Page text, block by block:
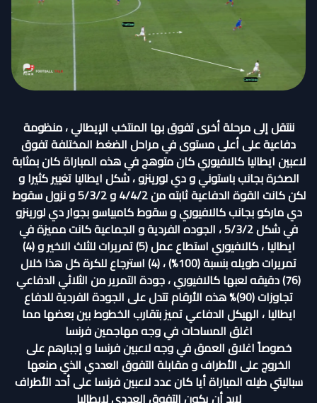
ننتقل إلى مرحلة أخرى تفوق بها المنتخب الإيطالي ، منظومة
دفاعية على أعلى مستوى في مراحل الضغط المختلفة تفوق
لاعبين ايطاليا كالافيوري كان متوهج في هذه المباراة كان بمثابة
الصخرة بجانب باستوني و دي لورينزو ، شكل ايطاليا تغيير كثيرا و
لكن كانت القوة الدفاعية ثابته من 4/4/2 و 5/3/2 و نزول سقوط
دي ماركو بجانب كالافيوري و سقوط كامبياسو بجوار دي لورينزو
في شكل 5/3/2 ، الجوده الفردية و الجماعية كانت مميزة في
ايطاليا ، كالافيوري استطاع عمل (5) تمريرات للثلث الاخير و (4)
تمريرات طويله بنسبة (100%) ، (4) استرجاع للكرة كل هذا خلال
(76) دقيقه لعبها كالافيوري ، جودة التمرير من الثلاثي الدفاعي
تجاوزات (90)% هذه الأرقام تتدل على الجودة الفردية للدفاع
ايطاليا ، الهيكل الدفاعي تميز بتقارب الخطوط بين بعضها مما
اغلق المساحات في وجه مهاجمين فرنسا
خصوصاً اغلاق العمق في وجه لاعبين فرنسا و إجبارهم على
الخروج على الأطراف و مقابلة التفوق العددي الذي صنعها
سباليتي طيله المباراة أيا كان عدد لاعبين فرنسا على أحد الأطراف